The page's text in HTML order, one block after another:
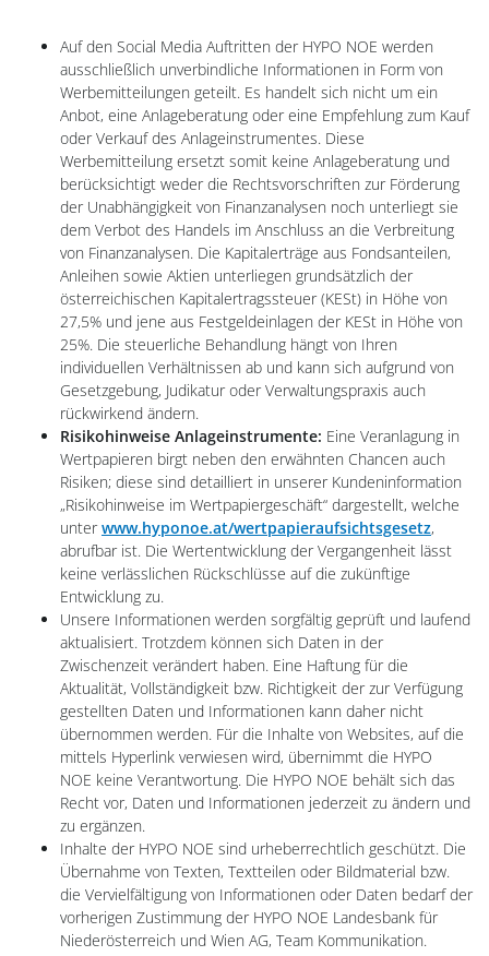
Auf den Social Media Auftritten der HYPO NOE werden
ausschließlich unverbindliche Informationen in Form von
Werbemitteilungen geteilt. Es handelt sich nicht um ein
Anbot, eine Anlageberatung oder eine Empfehlung zum Kauf
oder Verkauf des Anlageinstrumentes. Diese
Werbemitteilung ersetzt somit keine Anlageberatung und
berücksichtigt weder die Rechtsvorschriften zur Förderung
der Unabhängigkeit von Finanzanalysen noch unterliegt sie
dem Verbot des Handels im Anschluss an die Verbreitung
von Finanzanalysen. Die Kapitalerträge aus Fondsanteilen,
Anleihen sowie Aktien unterliegen grundsätzlich der
österreichischen Kapitalertragssteuer (KESt) in Höhe von
27,5% und jene aus Festgeldeinlagen der KESt in Höhe von
25%. Die steuerliche Behandlung hängt von Ihren
individuellen Verhältnissen ab und kann sich aufgrund von
Gesetzgebung, Judikatur oder Verwaltungspraxis auch
rückwirkend ändern.
Risikohinweise Anlageinstrumente: Eine Veranlagung in
Wertpapieren birgt neben den erwähnten Chancen auch
Risiken; diese sind detailliert in unserer Kundeninformation
„Risikohinweise im Wertpapiergeschäft“ dargestellt, welche
unterwww.hyponoe.at/wertpapieraufsichtsgesetz,
abrufbar ist. Die Wertentwicklung der Vergangenheit lässt
keine verlässlichen Rückschlüsse auf die zukünftige
Entwicklung zu.
Unsere Informationen werden sorgfältig geprüft und laufend
aktualisiert. Trotzdem können sich Daten in der
Zwischenzeit verändert haben. Eine Haftung für die
Aktualität, Vollständigkeit bzw. Richtigkeit der zur Verfügung
gestellten Daten und Informationen kann daher nicht
übernommen werden. Für die Inhalte von Websites, auf die
mittels Hyperlink verwiesen wird, übernimmt die HYPO
NOE keine Verantwortung. Die HYPO NOE behält sich das
Recht vor, Daten und Informationen jederzeit zu ändern und
zu ergänzen.
Inhalte der HYPO NOE sind urheberrechtlich geschützt. Die
Übernahme von Texten, Textteilen oder Bildmaterial bzw.
die Vervielfältigung von Informationen oder Daten bedarf der
vorherigen Zustimmung der HYPO NOE Landesbank für
Niederösterreich und Wien AG, Team Kommunikation.